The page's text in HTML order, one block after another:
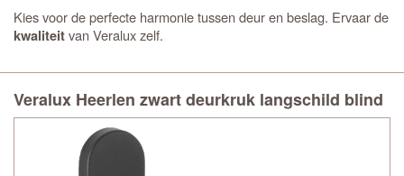
Kies voor de perfecte harmonie tussen deur en beslag. Ervaar de
kwaliteitvan Veralux zelf.
Veralux Heerlen zwart deurkruk langschild blind